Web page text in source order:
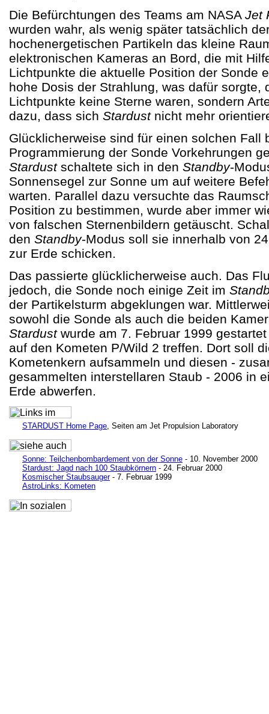
Die Befürchtungen des Teams am NASA Jet
wurden wahr, als wenig später tatsächlich
hochenergetischen Partikeln das kleine
elektronischen Kameras an Bord, die mit
Lichtpunkte die aktuelle Position der Sonde
hohe Dosis der Strahlung, was dafür sorgte,
Lichtpunkte keine Sterne waren, sondern
dazu, dass sich Stardust nicht mehr
Glücklicherweise sind für einen solchen Fall
Programmierung der Sonde Vorkehrungen
Stardustschaltete sich in den Standby-
Sonnensegel zur Sonne um auf weitere
warten. Parallel dazu versuchte das
Position zu bestimmen, wurde aber immer
von falschen Sternenbildern getäuscht.
den Standby-Modus soll sie innerhalb von
zur Erde schicken.
Das passierte glücklicherweise auch. Das
jedoch, die Sonde noch einige Zeit im
der Partikelsturm abgeklungen war.
sowohl die Sonde als auch die beiden
Stardustwurde am 7. Februar 1999
auf den Kometen P/Wild 2 treffen. Dort soll
Kometenkern aufsammeln und diesen -
gesammelten interstellaren Staub - 2006 in
Erde abwerfen.
STARDUST Home Page, Seiten am Jet Propulsion Laboratory
Sonne: Teilchenbombardement von der Sonne - 10. November 2000
Stardust: Jagd nach 100 Staubkörnern - 24. Februar 2000
Kosmischer Staubsauger- 7. Februar 1999
AstroLinks: Kometen